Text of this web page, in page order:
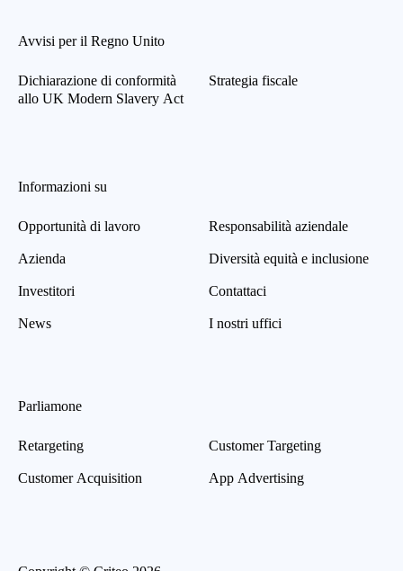
Avvisi per il Regno Unito
Dichiarazione di conformità
allo UK Modern Slavery Act
Strategia fiscale
Informazioni su
Opportunità di lavoro
Azienda
Investitori
News
Responsabilità aziendale
Diversità equità e inclusione
Contattaci
I nostri uffici
Parliamone
Retargeting
Customer Acquisition
Customer Targeting
App Advertising